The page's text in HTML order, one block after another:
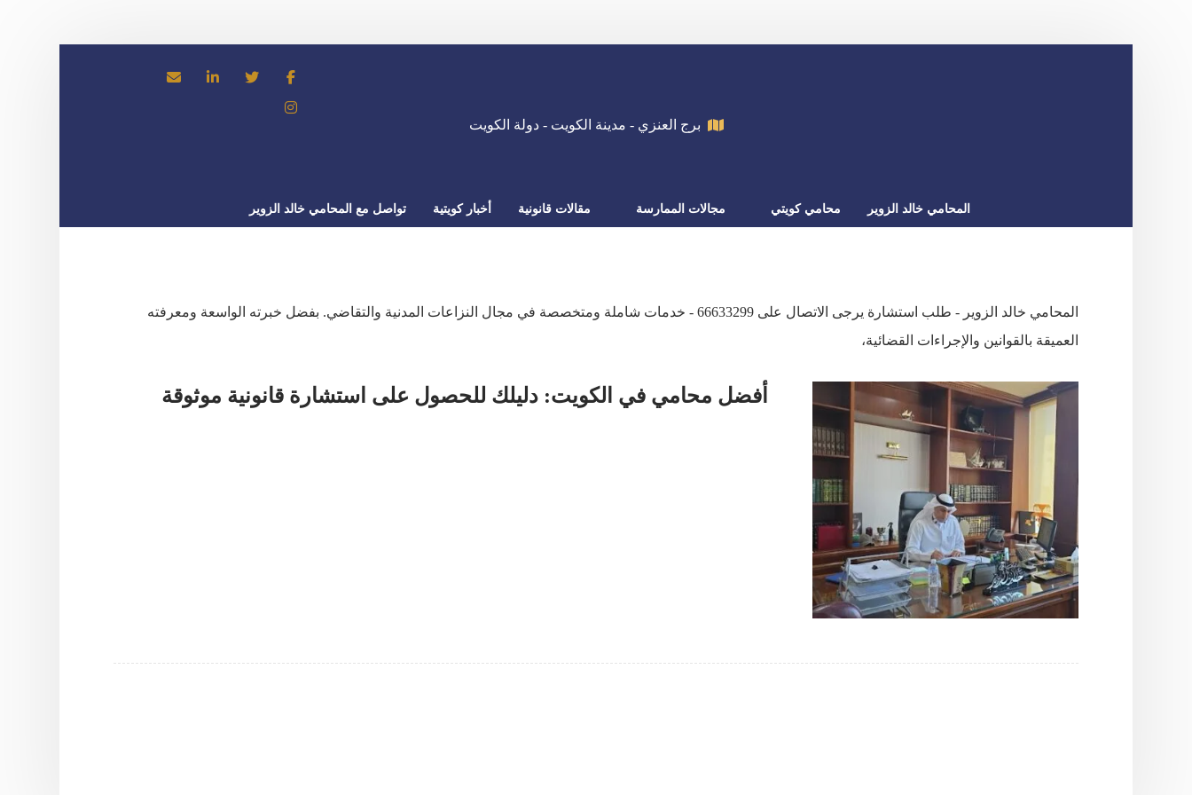
برج العنزي - مدينة الكويت - دولة الكويت
المحامي خالد الزوير محامي كويتي مجالات الممارسة مقالات قانونية أخبار كويتية تواصل مع المحامي خالد الزوير
المحامي خالد الزوير - طلب استشارة يرجى الاتصال على 66633299 - خدمات شاملة ومتخصصة في مجال النزاعات المدنية والتقاضي. بفضل خبرته الواسعة ومعرفته
العميقة بالقوانين والإجراءات القضائية،
أفضل محامي في الكويت: دليلك للحصول على استشارة قانونية موثوقة